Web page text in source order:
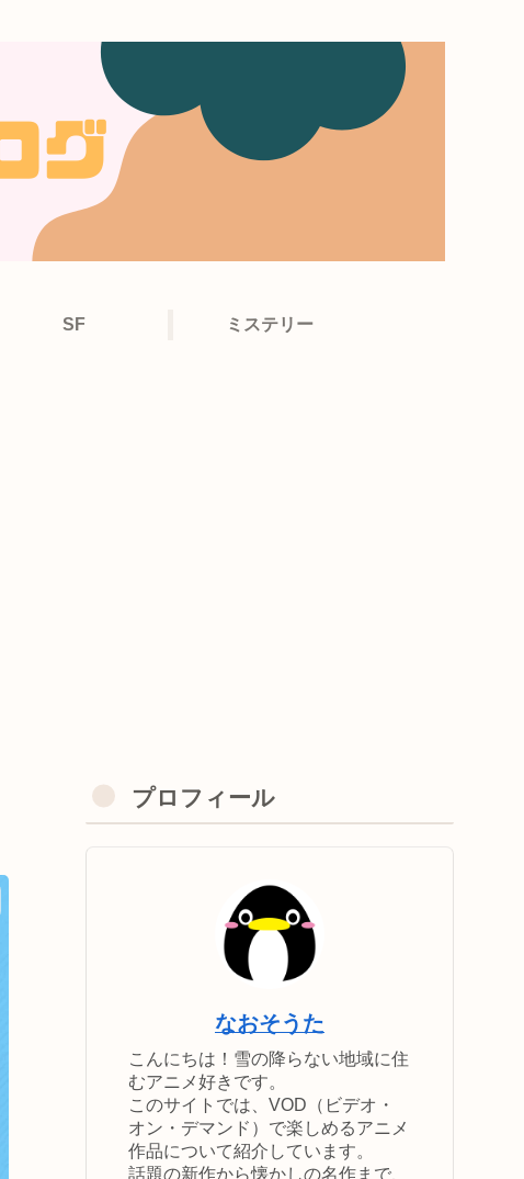
SF ミステリー
プロフィール
なおそうた
こんにちは！雪の降らない地域に住
むアニメ好きです。
このサイトでは、VOD（ビデオ・
オン・デマンド）で楽しめるアニメ
作品について紹介しています。
話題の新作から懐かしの名作まで、